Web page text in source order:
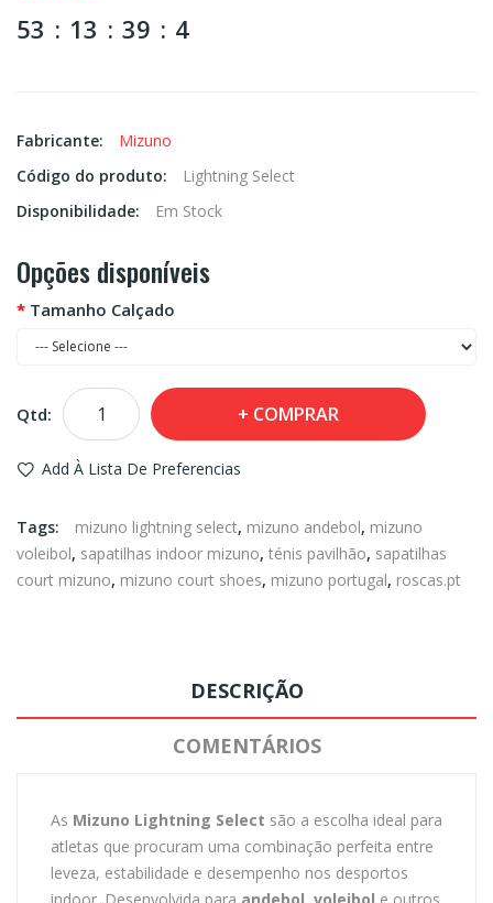
53
13 39 4
Fabricante:
Mizuno
Código do produto:
Lightning Select
Disponibilidade:
Em Stock
Opções disponíveis
Tamanho Calçado
Qtd: COMPRAR
Add À Lista De Preferencias
Tags: mizuno lightning select, mizuno andebol, mizuno
voleibol, sapatilhas indoor mizuno, ténis pavilhão, sapatilhas
court mizuno, mizuno court shoes, mizuno portugal, roscas.pt
DESCRIÇÃO
COMENTÁRIOS
As Mizuno Lightning Select são a escolha ideal para
atletas que procuram uma combinação perfeita entre
leveza, estabilidade e desempenho nos desportos
indoor. Desenvolvida para andebol, voleibol e outros